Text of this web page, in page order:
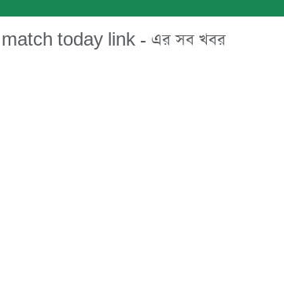
today link - এর সব খবর